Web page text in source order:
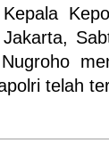
Kepala
Jakarta,
telah